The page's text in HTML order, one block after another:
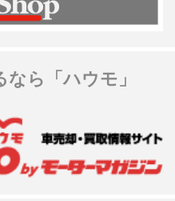
ら「ハウモ」